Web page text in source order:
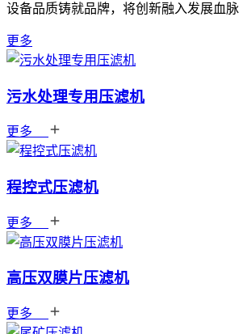
设备品质铸就品牌，将创新融入发展血脉
更多
污水处理专用压滤机
更多
程控式压滤机
更多
高压双膜片压滤机
更多